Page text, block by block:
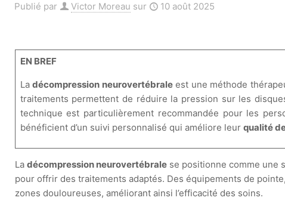
Publié par Victor Moreau sur 10 août 2025
EN BREF
Ladécompression neurovertébraleest une méthode
traitements permettent de réduire la pression sur les
technique est particulièrement recommandée pour les
bénéficient d’un suivi personnalisé qui améliore leur qualité
Ladécompression neurovertébrale se positionne comme une
pour offrir des traitements adaptés. Des équipements de
zones douloureuses, améliorant ainsi l’efficacité des soins.